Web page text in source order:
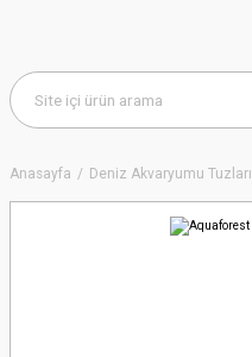
Anasayfa Deniz Akvaryumu Tuzları